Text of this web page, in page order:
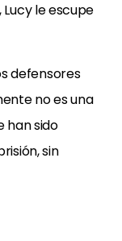
le escupe
defensores
no es una
han sido
sin